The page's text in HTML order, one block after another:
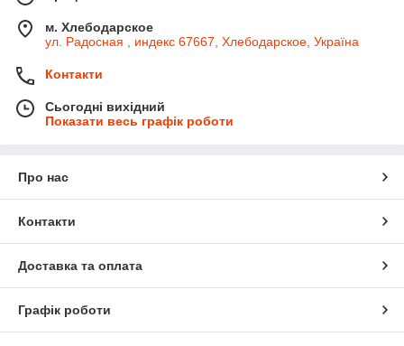
м. Хлебодарское
ул. Радосная , индекс 67667, Хлебодарское, Україна
Контакти
Сьогодні вихідний
Показати весь графік роботи
Про нас
Контакти
Доставка та оплата
Графік роботи